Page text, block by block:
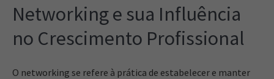
Networking e sua Influência
no Crescimento Profissional
O networking se refere à prática de estabelecer e manter